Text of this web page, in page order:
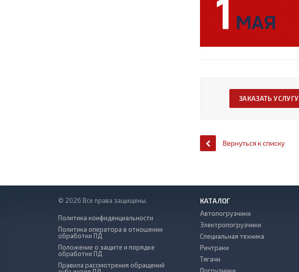
ЗАКАЗАТЬ УСЛУГУ
Вернуться к списку
© 2026 Все права защищены.
Политика конфиденциальности
Политика оператора в отношении
обработки ПД
Положение о защите и порядке
обработки ПД
Правила рассмотрения обращений
КАТАЛОГ
Автопогрузчики
Электропогрузчики
Специальная техника
Ричтраки
Тягачи